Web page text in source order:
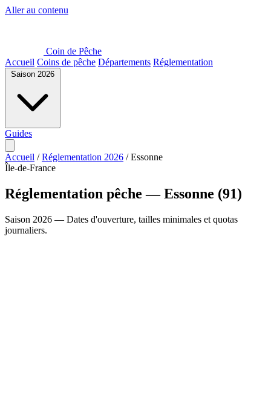
Aller au contenu
Coin de Pêche
Accueil Coins de pêche Départements Réglementation
Saison 2026
Guides
Accueil / Réglementation 2026 / Essonne
Île-de-France
Réglementation pêche — Essonne (91)
Saison 2026 — Dates d'ouverture, tailles minimales et quotas
journaliers.